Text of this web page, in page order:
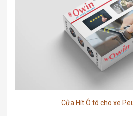
Cửa Hít Ô tô cho xe